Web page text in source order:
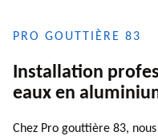
PRO GOUTTIÈRE 83
Installation
eaux en
Chez Pro gouttière 83,